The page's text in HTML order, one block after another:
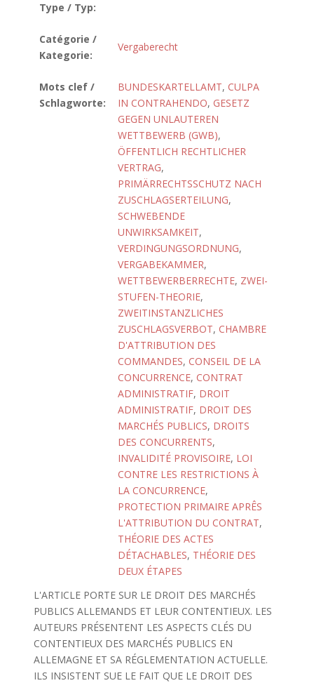
Type / Typ:
Catégorie /
Kategorie:
Vergaberecht
Mots clef /
Schlagworte:
BUNDESKARTELLAMT, CULPA
IN CONTRAHENDO, GESETZ
GEGEN UNLAUTEREN
WETTBEWERB (GWB),
ÖFFENTLICH RECHTLICHER
VERTRAG,
PRIMÄRRECHTSSCHUTZ NACH
ZUSCHLAGSERTEILUNG,
SCHWEBENDE
UNWIRKSAMKEIT,
VERDINGUNGSORDNUNG,
VERGABEKAMMER,
WETTBEWERBERRECHTE, ZWEI-
STUFEN-THEORIE,
ZWEITINSTANZLICHES
ZUSCHLAGSVERBOT, CHAMBRE
D'ATTRIBUTION DES
COMMANDES, CONSEIL DE LA
CONCURRENCE, CONTRAT
ADMINISTRATIF, DROIT
ADMINISTRATIF, DROIT DES
MARCHÉS PUBLICS, DROITS
DES CONCURRENTS,
INVALIDITÉ PROVISOIRE, LOI
CONTRE LES RESTRICTIONS À
LA CONCURRENCE,
PROTECTION PRIMAIRE APRÊS
L'ATTRIBUTION DU CONTRAT,
THÉORIE DES ACTES
DÉTACHABLES, THÉORIE DES
DEUX ÉTAPES
L'ARTICLE PORTE SUR LE DROIT DES MARCHÉS
PUBLICS ALLEMANDS ET LEUR CONTENTIEUX. LES
AUTEURS PRÉSENTENT LES ASPECTS CLÉS DU
CONTENTIEUX DES MARCHÉS PUBLICS EN
ALLEMAGNE ET SA RÉGLEMENTATION ACTUELLE.
ILS INSISTENT SUE LE FAIT QUE LE DROIT DES